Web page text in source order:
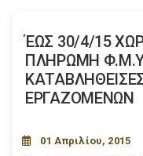
ΈΩΣ 30/4/15
ΠΛΗΡΩΜΗ
ΕΡΓΑΖΟΜΕΝΩΝ
01 Απριλίου, 2015